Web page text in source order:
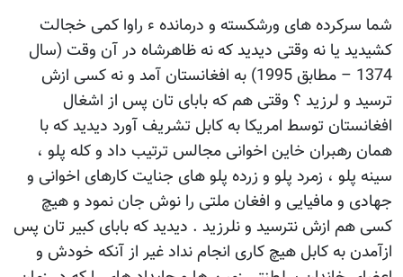
شما سرکرده های ورشکسته و درمانده ء راوا کمی خجالت
کشیدید یا نه وقتی دیدید که نه ظاهرشاه در آن وقت (سال
1374 – مطابق 1995) به افغانستان آمد و نه کسی ازش
ترسید و لرزید ؟ وقتی هم که بابای تان پس از اشغال
افغانستان توسط امریکا به کابل تشریف آورد دیدید که با
همان رهبران خاین اخوانی مجالس ترتیب داد و کله پلو ،
سینه پلو ، زمرد پلو و زرده پلو های جنایت کارهای اخوانی و
جهادی و مافیایی و افغان ملتی را نوش جان نمود و هیچ
کسی هم ازش نترسید و نلرزید . دیدید که بابای کبیر تان پس
ازآمدن به کابل هیچ کاری انجام نداد غیر از آنکه خودش و